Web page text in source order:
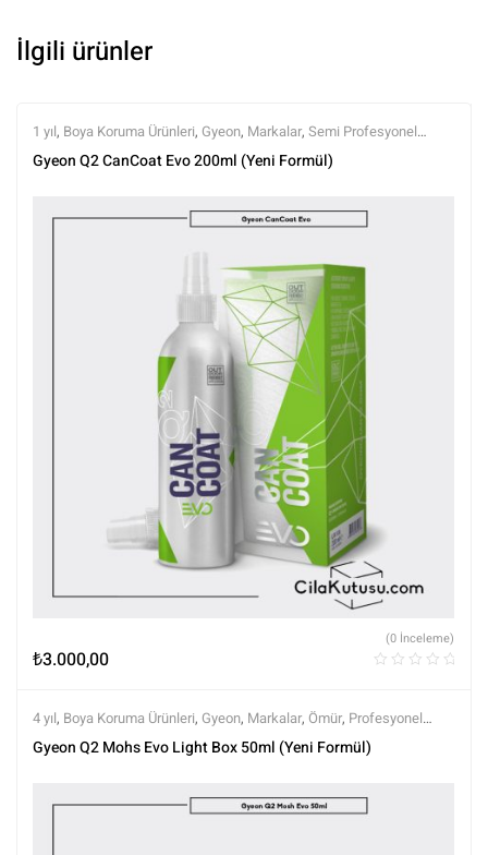
İlgili ürünler
1 yıl, Boya Koruma Ürünleri, Gyeon, Markalar, Semi Profesyonel
Seramikler ,Seramik Boya Koruma ,Sprey Seramikler
Gyeon Q2 CanCoat Evo 200ml (Yeni Formül)
₺3.000,00
(0 İnceleme)
4 yıl, Boya Koruma Ürünleri, Gyeon, Markalar, Ömür, Profesyonel
Seramikler ,Semi Profesyonel Seramikler,Seramik Boya Koruma
Gyeon Q2 Mohs Evo Light Box 50ml (Yeni Formül)